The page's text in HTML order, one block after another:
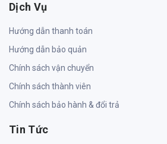
Dịch Vụ
Hướng dẫn thanh toán
Hướng dẫn bảo quản
Chính sách vận chuyển
Chính sách thành viên
Chính sách bảo hành & đổi trả
Tin Tức